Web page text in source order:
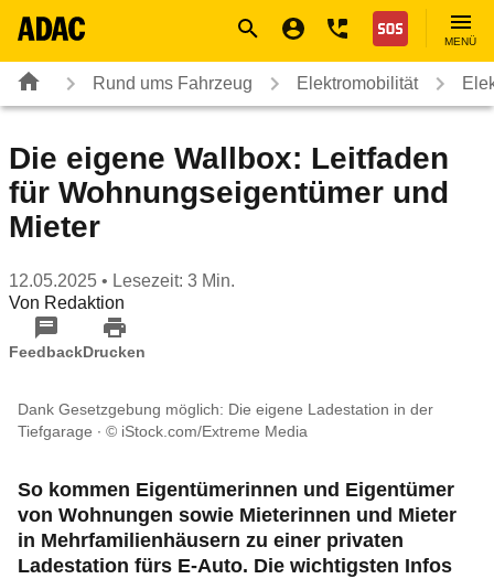
Nothilfe
MENÜ
Rund ums Fahrzeug Elektromobilität
Die eigene Wallbox: Leitfaden
für Wohnungseigentümer und
Mieter
12.05.2025 • Lesezeit: 3 Min.
Von Redaktion
FeedbackDrucken
Dank Gesetzgebung möglich: Die eigene Ladestation in der
Tiefgarage
© iStock.com/Extreme Media
So kommen Eigentümerinnen und Eigentümer
von Wohnungen sowie Mieterinnen und Mieter
in Mehrfamilienhäusern zu einer privaten
Ladestation fürs E-Auto. Die wichtigsten Infos